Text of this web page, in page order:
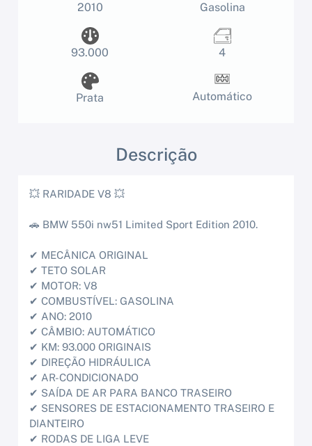
2010 Gasolina
93.000 4
Prata Automático
Descrição
💥 RARIDADE V8 💥
🚗 BMW 550i nw51 Limited Sport Edition 2010.
✔ MECÂNICA ORIGINAL
✔ TETO SOLAR
✔ MOTOR: V8
✔ COMBUSTÍVEL: GASOLINA
✔ ANO: 2010
✔ CÂMBIO: AUTOMÁTICO
✔ KM: 93.000 ORIGINAIS
✔ DIREÇÃO HIDRÁULICA
✔ AR-CONDICIONADO
✔ SAÍDA DE AR PARA BANCO TRASEIRO
✔ SENSORES DE ESTACIONAMENTO TRASEIRO E
DIANTEIRO
✔ RODAS DE LIGA LEVE